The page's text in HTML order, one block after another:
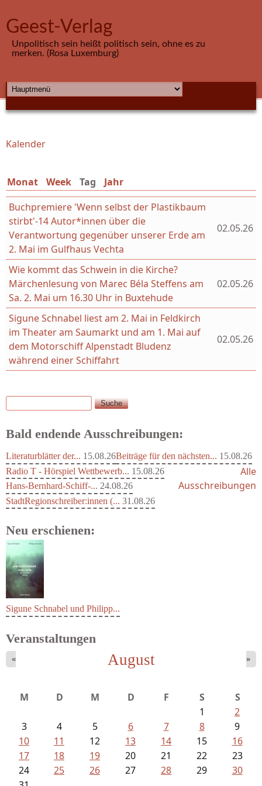
Geest-Verlag
Unpolitisch sein heißt politisch sein, ohne es zu
merken. (Rosa Luxemburg)
HAUPTMENÜ
Sie sind hier
Kalender
Monat Week Tag (aktiver Reiter)
Jahr
Buchpremiere 'Wenn selbst der Plastikbaum
stirbt'-14 Autor*innen über die
Verantwortung gegenüber unserer Erde am
2. Mai im Gulfhaus Vechta
02.05.26
Wie kommt das Schwein in die Kirche?
Märchenlesung von Marec Béla Steffens am
Sa. 2. Mai um 16.30 Uhr in Buxtehude
02.05.26
Sigune Schnabel liest am 2. Mai in Feldkirch
im Theater am Saumarkt und am 1. Mai auf
dem Motorschiff Alpenstadt Bludenz
während einer Schiffahrt
02.05.26
Suchformular
Suche
Bald endende Ausschreibungen:
Literaturblätter der... 15.08.26Beiträge für den nächsten... 15.08.26
Radio T - Hörspiel Wettbewerb... 15.08.26
Hans-Bernhard-Schiff-... 24.08.26
StadtRegionschreiber:innen (... 31.08.26
Alle
Ausschreibungen
Neu erschienen:
Sigune Schnabel und Philipp...
Veranstaltungen
August
« »
M D M D F S
S
1
2
3
4 5 6 7 8
9
10
11 12 13 14 15
16
17
18 19 20 21 22
23
24
25 26 27 28 29
30